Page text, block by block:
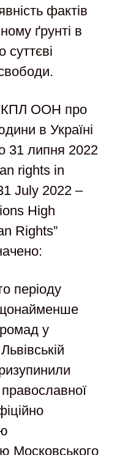
фактів
ґрунті в
суттєві
ООН про
в Україні
31 липня 2022
rights in
July 2022 –
High
Rights”
періоду
щонайменше
у
православної
Московського